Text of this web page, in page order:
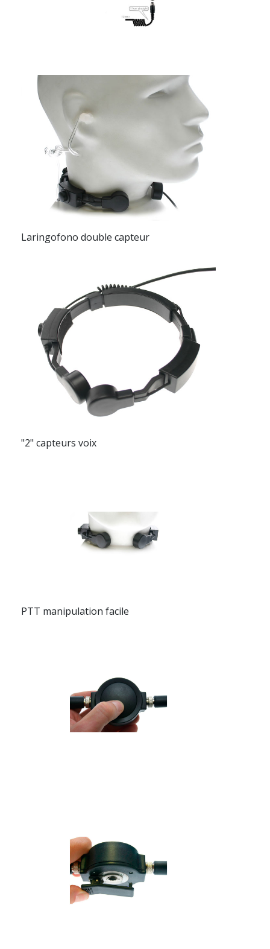
Laringofono double capteur
"2" capteurs voix
PTT manipulation facile